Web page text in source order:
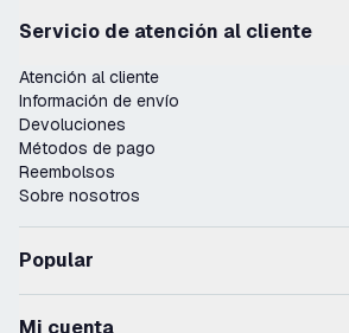
Servicio de atención al cliente
Atención al cliente
Información de envío
Devoluciones
Métodos de pago
Reembolsos
Sobre nosotros
Popular
Mi cuenta